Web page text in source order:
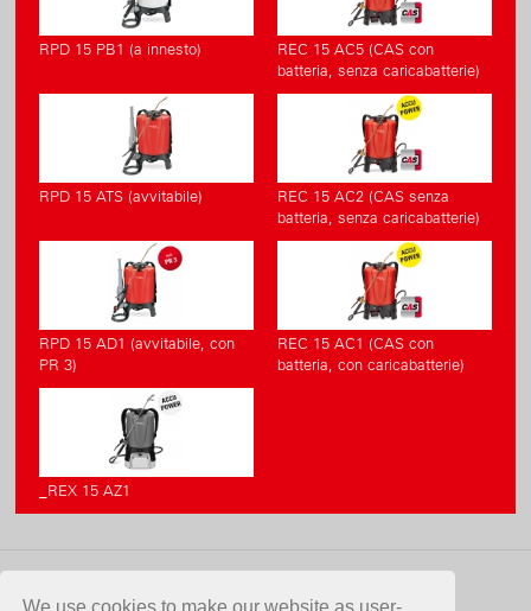
RPD 15 PB1 (a innesto)
REC 15 AC5 (CAS con
batteria, senza caricabatterie)
RPD 15 ATS (avvitabile)
REC 15 AC2 (CAS senza
batteria, senza caricabatterie)
RPD 15 AD1 (avvitabile, con
PR 3)
REC 15 AC1 (CAS con
batteria, con caricabatterie)
_REX 15 AZ1
CONTATTO